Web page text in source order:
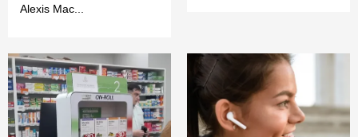
Alexis Mac...